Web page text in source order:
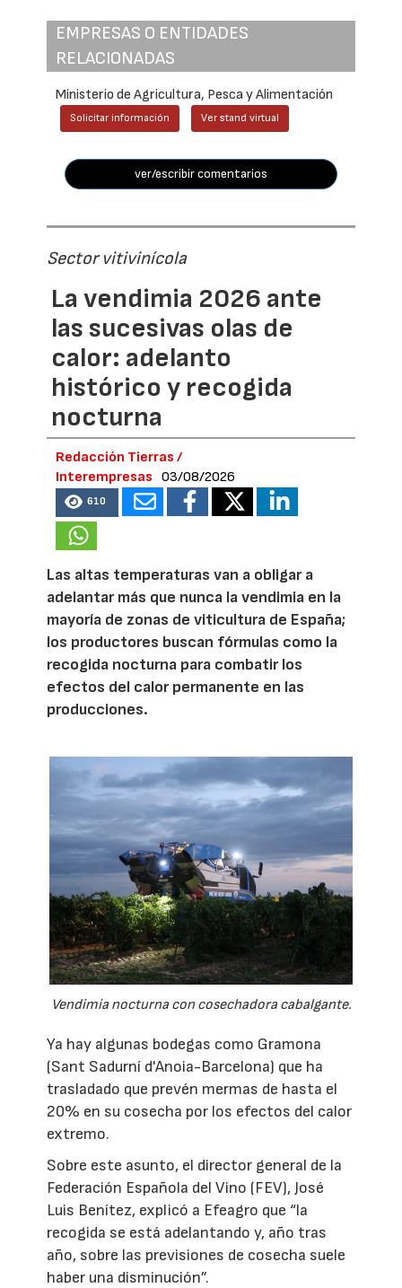
EMPRESAS O ENTIDADES
RELACIONADAS
Ministerio de Agricultura, Pesca y Alimentación
Solicitar información Ver stand virtual
ver/escribir comentarios
Sector vitivinícola
La vendimia 2026 ante
las sucesivas olas de
calor: adelanto
histórico y recogida
nocturna
Redacción Tierras /
Interempresas
03/08/2026
610
Las altas temperaturas van a obligar a
adelantar más que nunca la vendimia en la
mayoría de zonas de viticultura de España;
los productores buscan fórmulas como la
recogida nocturna para combatir los
efectos del calor permanente en las
producciones.
Vendimia nocturna con cosechadora cabalgante.
Ya hay algunas bodegas como Gramona
(Sant Sadurní d'Anoia-Barcelona) que ha
trasladado que prevén mermas de hasta el
20% en su cosecha por los efectos del calor
extremo.
Sobre este asunto, el director general de la
Federación Española del Vino (FEV), José
Luis Benítez, explicó a Efeagro que “la
recogida se está adelantando y, año tras
año, sobre las previsiones de cosecha suele
haber una disminución”.